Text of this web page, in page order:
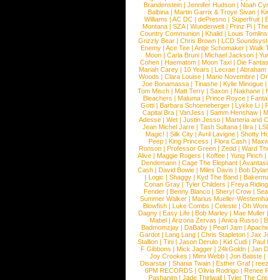
Brandenstein |Jennifer Hudson |Noah
Balbina | Martin Garrix & Troye Sivan |
Williams |AC DC |dePresno |Superfruit |
Montana |SZA|Wunderwelt |Prinz Pi |
Country Communion | Khalid | Louis
Grizzly Bear | Chris Brown | LCD
Enemy | Ace Tee | Antje Schomaker | Walk
Moon |Carla Bruni |Michael Jackson |
Cohen |Haematom |Moon Taxi |Die
Mariah Carey | 10 Years | Lecrae | Abraham
Woods |Clara Louise |Mario Novembre |
Joe Bonamassa | Tinashe | Kylie Minogue |
Tom Misch |Matt Terry |Saxon |Nakhane |
Bleachers | Maluma | Prince Royce |
Gotti |Barbara Schoeneberger |Lykke Li |
Capital Bra |VanJess |Samm Henshaw |
Adesse |Wet |Justin Jesso |Marteria and
Jean Michel Jarre |Tash Sultana | Ilira |
Magic! | Silk City | Avril Lavigne | Shotty
Peep |King Princess |Flora Cash |
Ronson |Professor Green |Zedd |Ward
Alive |Maggie Rogers |Koffee |Yung Pinch |
Dendemann |Cage The Elephant |
Cash | David Bowie | Miles Davis | Bob Dylan
|Logic |Shaggy |Kyd The Band |
Conan Gray |Tyler Childers |Freya
Fender |Benny Blanco |Sheryl Crow |
Summer Walker |Marius Mueller-
Blowfish | Luke Combs | Celeste | Oh
Dagny |Easy Life |Bob Marley |Mae Muller
Mabel |Arizona Zervas |Anica Russo |
Badmomzjay |DaBaby |Pearl Jam |
Gardot | Lang Lang | Chris Stapleton | Jax
Stallion |Tini |Jason Derulo |Kid Cudi |Paul
F Gibbons | Mick Jagger | 24kGoldn | Jan
Joy Crookes | Mimi Webb | Jon Batiste |
Disarstar | Shania Twain | Esther Graf |
6PM RECORDS | Olivia Rodrigo | Renee
Pashanim |Jade Thirlwall |Tyler The